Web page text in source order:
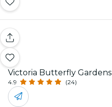
Victoria Butterfly Gardens
4.9 (24)